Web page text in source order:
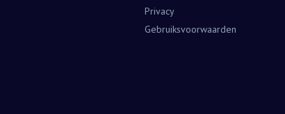
Privacy
Gebruiksvoorwaarden